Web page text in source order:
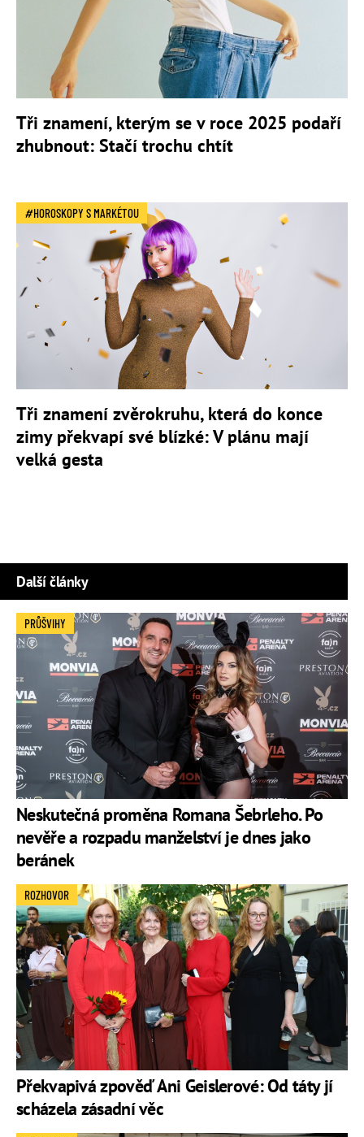
Tři znamení, kterým se v roce 2025 podaří
zhubnout: Stačí trochu chtít
HOROSKOPY S MARKÉTOU
Tři znamení zvěrokruhu, která do konce
zimy překvapí své blízké: V plánu mají
velká gesta
Další články
Neskutečná proměna Romana Šebrleho. Po
nevěře a rozpadu manželství je dnes jako
beránek
PRŮŠVIHY
Překvapivá zpověď Ani Geislerové: Od táty jí
scházela zásadní věc
ROZHOVOR